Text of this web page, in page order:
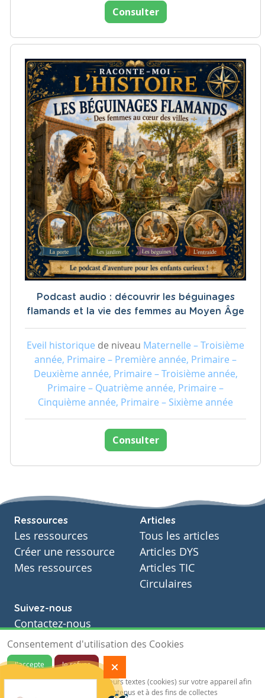
Consulter
Podcast audio : découvrir les béguinages
flamands et la vie des femmes au Moyen Âge
Eveil historique de niveau Maternelle – Troisième
année, Primaire – Première année, Primaire –
Deuxième année, Primaire – Troisième année,
Primaire – Quatrième année, Primaire –
Cinquième année, Primaire – Sixième année
Consulter
Ressources
Les ressources
Créer une ressource
Mes ressources
Articles
Tous les articles
Articles DYS
Articles TIC
Circulaires
Suivez-nous
Contactez-nous
Soutien scolaire
Notre page Facebook
S'inscrire à notre newsletter
Consentement d'utilisation des Cookies
J'accepte
Je refuse
Notre site sauvegarde des traceurs textes (cookies) sur votre appareil afin
de vous garantir de meilleurs contenus et à des fins de collectes